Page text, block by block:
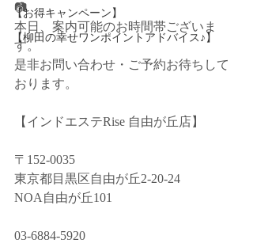
【お得キャンペーン】
【柳田の幸せワンポイントアドバイス♪】
📷
本日、案内可能のお時間帯ございま
す。
是非お問い合わせ・ご予約お待ちして
おります。
【インドエステRise 自由が丘店】﻿
〒152-0035﻿
東京都目黒区自由が丘2-20-24﻿
NOA自由が丘101﻿
03-6884-5920﻿